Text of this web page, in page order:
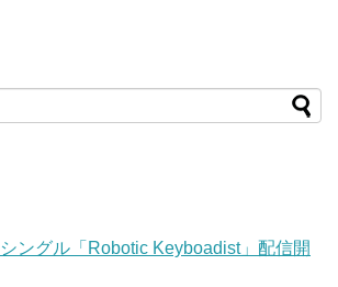
ングル「Robotic Keyboadist」配信開